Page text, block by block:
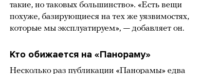
такие, но таковых большинство». «Есть вещи
похуже, базирующиеся на тех же уязвимостях,
которые мы эксплуатируем», — добавляет он.
Кто обижается на «Панораму»
Несколько раз публикации «Панорамы» едва